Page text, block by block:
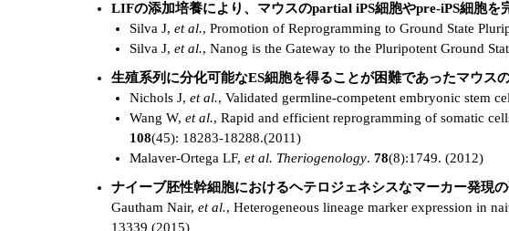
LIFの添加培養により、マウスのpartial iPS細胞やpre-iPS細胞を
Silva J, et al., Promotion of Reprogramming to Ground State
Silva J, et al., Nanog is the Gateway to the Pluripotent Ground
生殖系列に分化可能なES細胞を得ることが困難であったマウス
Nichols J, et al., Validated germline‐competent embryonic stem
Wang W, et al., Rapid and efficient reprogramming of somatic
108(45): 18283-18288.(2011)
Malaver‐Ortega LF, et al. Theriogenology. 78(8):1749. (2012)
ナイーブ胚性幹細胞におけるヘテロジェネシスなマーカー発現
Gautham Nair, et al., Heterogeneous lineage marker expression in
13339 (2015)